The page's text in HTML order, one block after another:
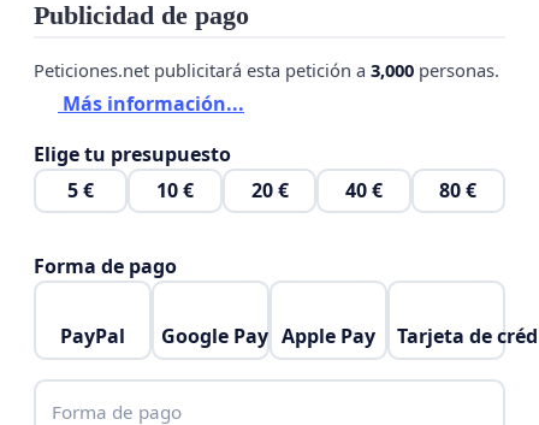
Publicidad de pago
Peticiones.net publicitará esta petición a 3,000 personas.
Más información...
Elige tu presupuesto
5 €
10 € 20 € 40 € 80 €
Forma de pago
PayPal Google Pay Apple Pay Tarjeta de
Forma de pago